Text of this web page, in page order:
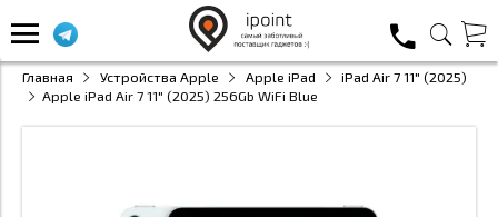
Главная Устройства Apple Apple iPad
iPad Air 7 11" (2025)
Apple iPad Air 7 11" (2025) 256Gb WiFi Blue